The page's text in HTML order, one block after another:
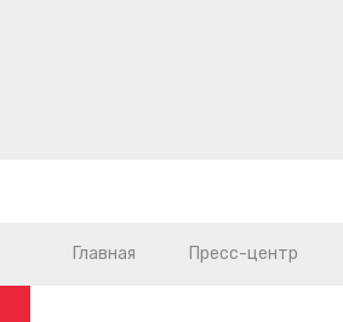
Главная Пресс-центр